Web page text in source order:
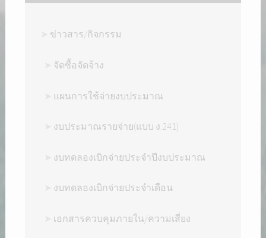
ข่าวสาร/กิจกรรม
จัดซื้อจัดจ้าง
แผนการใช้จ่ายงบประมาณ
งบประมาณรายจ่าย(แบบ ง.241)
งบทดลองเบิกจ่ายประจำปีงบประมาณ
งบทดลองเบิกจ่ายประจำเดือน
เอกสารควบคุมภายใน/ความเสี่ยง